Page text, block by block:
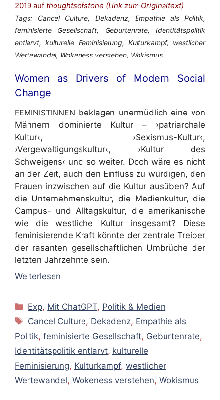
2019 auf thoughtsofstone (Link zum Originaltext)
Tags: Cancel Culture, Dekadenz, Empathie als Politik,
feminisierte Gesellschaft, Geburtenrate, Identitätspolitik
entlarvt, kulturelle Feminisierung, Kulturkampf, westlicher
Wertewandel, Wokeness verstehen, Wokismus
Women as Drivers of Modern Social
Change
FEMINISTINNEN beklagen unermüdlich eine von
Männern dominierte Kultur – ›patriarchale
Kultur‹, ›Sexismus-Kultur‹,
›Vergewaltigungskultur‹, ›Kultur des
Schweigens‹ und so weiter. Doch wäre es nicht
an der Zeit, auch den Einfluss zu würdigen, den
Frauen inzwischen auf die Kultur ausüben? Auf
die Unternehmenskultur, die Medienkultur, die
Campus- und Alltagskultur, die amerikanische
wie die westliche Kultur insgesamt? Diese
feminisierende Kraft könnte der zentrale Treiber
der rasanten gesellschaftlichen Umbrüche der
letzten Jahrzehnte sein.
Weiterlesen
Kategorien
Exp, Mit ChatGPT, Politik & Medien
Schlagwörter
Cancel Culture, Dekadenz, Empathie als
Politik, feminisierte Gesellschaft, Geburtenrate,
Identitätspolitik entlarvt, kulturelle
Feminisierung, Kulturkampf, westlicher
Wertewandel, Wokeness verstehen, Wokismus